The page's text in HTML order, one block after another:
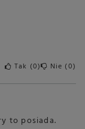
Tak 0 Nie 0
to posiada.